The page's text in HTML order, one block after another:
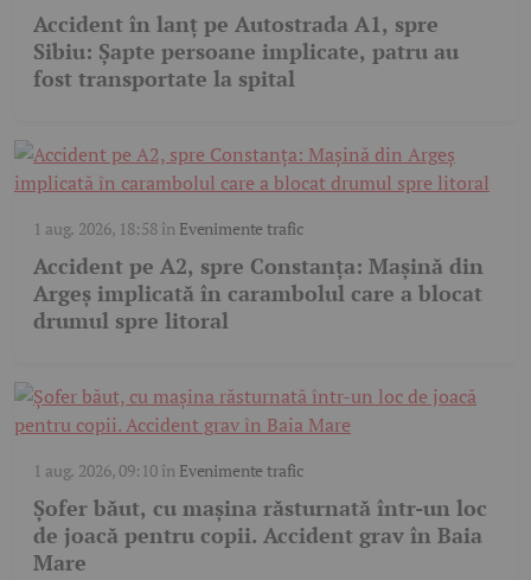
Accident în lanț pe Autostrada A1, spre
Sibiu: Șapte persoane implicate, patru au
fost transportate la spital
1 aug. 2026, 18:58în Evenimente trafic
Accident pe A2, spre Constanța: Mașină din
Argeș implicată în carambolul care a blocat
drumul spre litoral
1 aug. 2026, 09:10în Evenimente trafic
Șofer băut, cu mașina răsturnată într-un loc
de joacă pentru copii. Accident grav în Baia
Mare